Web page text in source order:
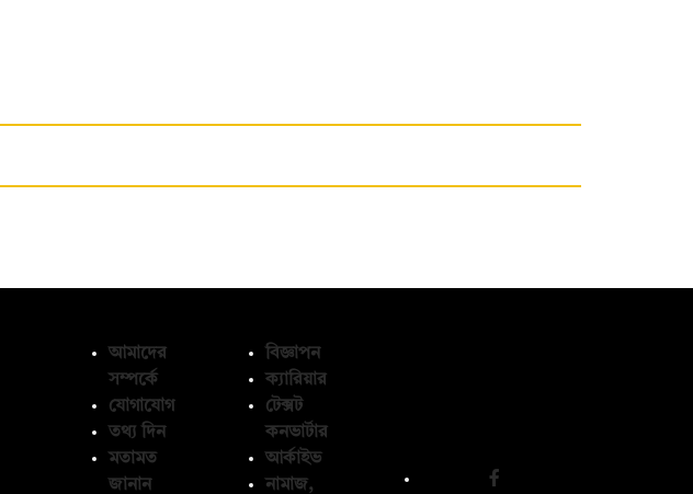
আমাদের
সম্পর্কে
যোগাযোগ
তথ্য দিন
মতামত
জানান
বিজ্ঞাপন
ক্যারিয়ার
টেক্সট
কনভার্টার
আর্কাইভ
নামাজ,